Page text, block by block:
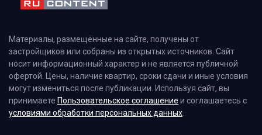
Материалы, размещённые на сайте, получены от
застройщиков или собраны из открытых источников. Сайт
носит информационный характер и не является публичной
офертой. Цены, наличие квартир, сроки сдачи и иные условия
могут измениться после публикации. Используя сайт, вы
принимаете Пользовательское соглашение и соглашаетесь с
условиями обработки персональных данных